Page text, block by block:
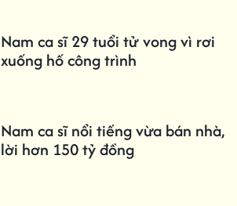
Nam ca sĩ 29 tuổi tử vong vì rơi
xuống hố công trình
Nam ca sĩ nổi tiếng vừa bán nhà,
lời hơn 150 tỷ đồng